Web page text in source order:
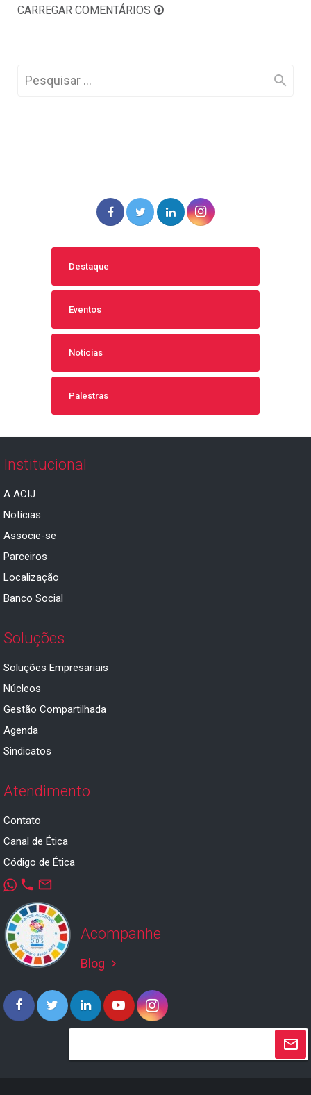
CARREGAR COMENTÁRIOS
Destaque
Eventos
Notícias
Palestras
Institucional
A ACIJ
Notícias
Associe-se
Parceiros
Localização
Banco Social
Soluções
Soluções Empresariais
Núcleos
Gestão Compartilhada
Agenda
Sindicatos
Atendimento
Contato
Canal de Ética
Código de Ética
phone mail_outline
Acompanhe
Blog keyboard_arrow_right